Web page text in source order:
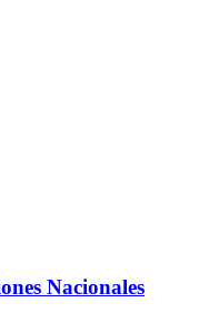
Nacionales